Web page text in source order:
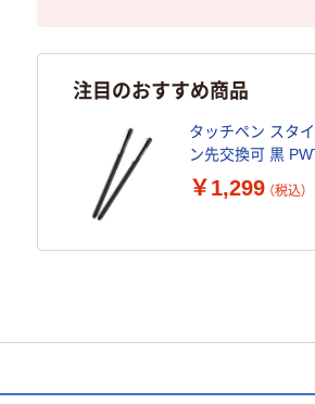
注目のおすすめ商品
タッチペン スタ
ン先交換可 黒
￥1,299 （税込）